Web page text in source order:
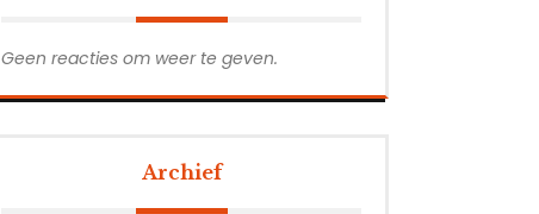
Geen reacties om weer te geven.
Archief